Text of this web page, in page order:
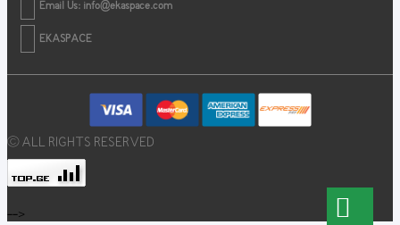
Email Us: info@ekaspace.com
EKASPACE
© ALL RIGHTS RESERVED
-->